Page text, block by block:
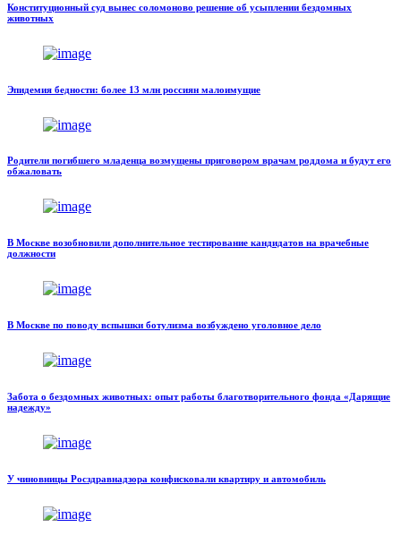
Конституционный суд вынес соломоново решение об усыплении бездомных
животных
Эпидемия бедности: более 13 млн россиян малоимущие
Родители погибшего младенца возмущены приговором врачам роддома и будут его
обжаловать
В Москве возобновили дополнительное тестирование кандидатов на врачебные
должности
В Москве по поводу вспышки ботулизма возбуждено уголовное дело
Забота о бездомных животных: опыт работы благотворительного фонда «Дарящие
надежду»
У чиновницы Росздравнадзора конфисковали квартиру и автомобиль